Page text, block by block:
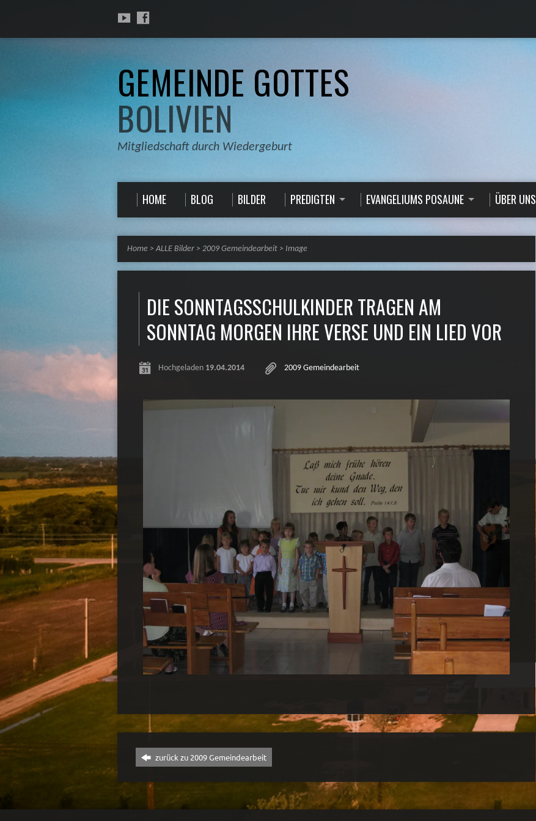
GEMEINDE GOTTES
BOLIVIEN
Mitgliedschaft durch Wiedergeburt
HOME BLOG BILDER PREDIGTEN EVANGELIUMS POSAUNE ÜBER UNS
Home > ALLE Bilder > 2009 Gemeindearbeit > Image
DIE SONNTAGSSCHULKINDER TRAGEN AM
SONNTAG MORGEN IHRE VERSE UND EIN LIED VOR
Hochgeladen 19.04.2014 2009 Gemeindearbeit
zurück zu 2009 Gemeindearbeit